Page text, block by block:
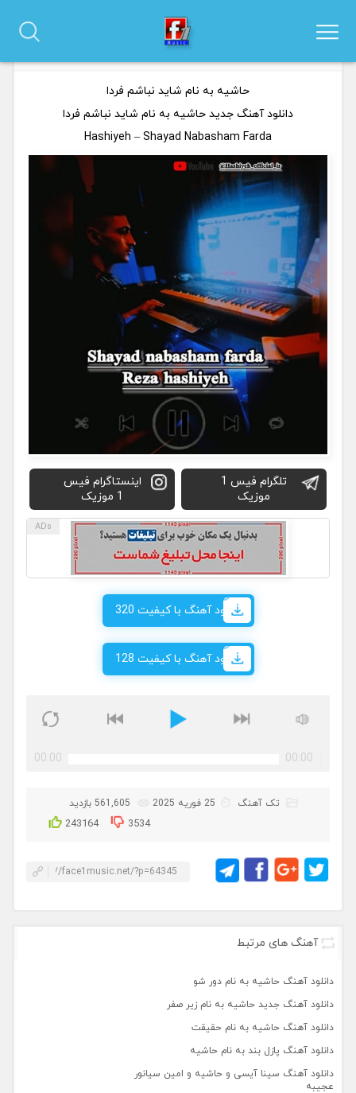
دانلود آهنگ حاشیه به نام شاید نباشم فردا
حاشیه به نام شاید نباشم فردا
دانلود آهنگ جدید حاشیه به نام شاید نباشم فردا
Hashiyeh – Shayad Nabasham Farda
تلگرام فیس 1
موزیک
اینستاگرام فیس
1 موزیک
دانلود آهنگ با کیفیت 320
دانلود آهنگ با کیفیت 128
00:00
00:00
تک آهنگ 25 فوریه 2025 561,605 بازدید
243164 3534
آهنگ های مرتبط
دانلود آهنگ حاشیه به نام دور شو
دانلود آهنگ جدید حاشیه به نام زیر صفر
دانلود آهنگ حاشیه به نام حقیقت
دانلود آهنگ پازل بند به نام حاشیه
دانلود آهنگ سینا آیسی و حاشیه و امین سیانور
عجیبه